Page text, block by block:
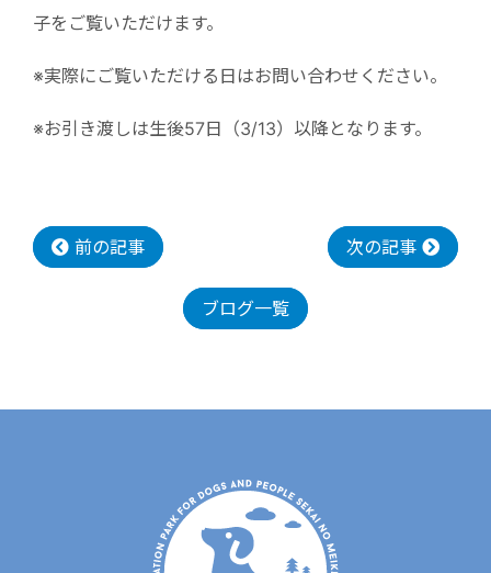
子をご覧いただけます。
※実際にご覧いただける日はお問い合わせください。
※お引き渡しは生後57日（3/13）以降となります。
前の記事 次の記事
ブログ一覧